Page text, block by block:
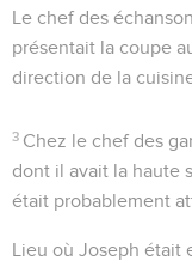
Le chef des
présentait la coupe
direction de la
3 Chez le chef des
dont il avait la haute
était probablement
Lieu où Joseph était